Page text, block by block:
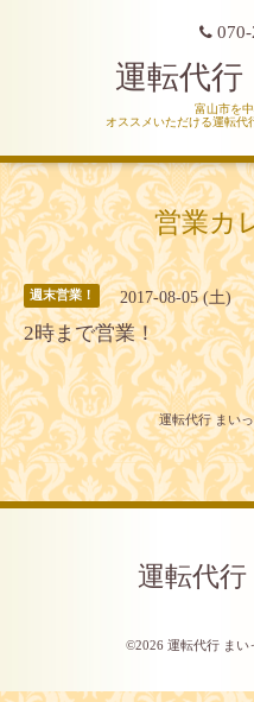
070-
運転代行
富山市を
オススメいただける運転代
営業カ
週末営業！ 2017-08-05 (土)
2時まで営業！
運転代行 まい
運転代
©2026 運転代行 まい